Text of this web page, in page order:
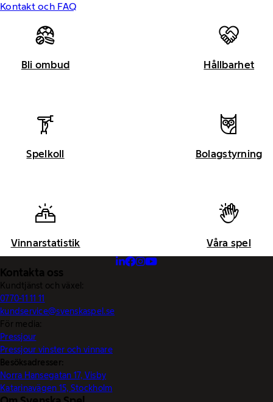
Kontakt och FAQ
Bli ombud Hållbarhet
Spelkoll Bolagstyrning
Vinnarstatistik Våra spel
Kontakta oss
Kundtjänst och växel:
0770-11 11 11
kundservice@svenskaspel.se
För media:
Pressjour
Pressjour vinster och vinnare
Besöksadresser:
Norra Hansegatan 17, Visby
Katarinavägen 15, Stockholm